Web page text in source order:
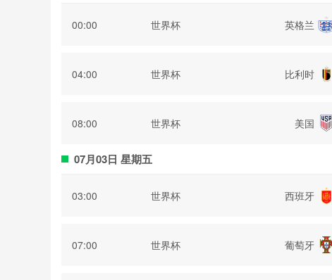
00:00 世界杯 英格兰
04:00 世界杯 比利时
08:00 世界杯 美国
07月03日 星期五
03:00 世界杯 西班牙
07:00 世界杯 葡萄牙